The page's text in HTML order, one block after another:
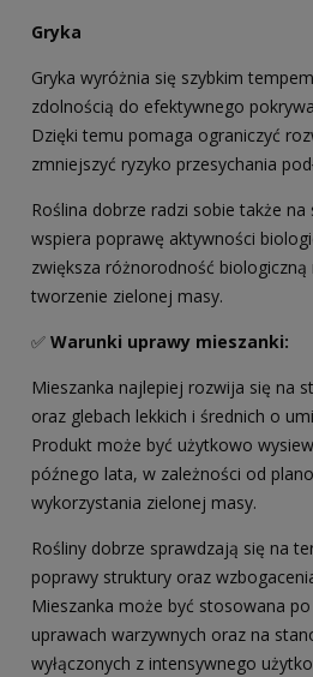
Gryka
Gryka wyróżnia się szybkim
zdolnością do efektywnego
Dzięki temu pomaga ograniczyć
zmniejszyć ryzyko przesychania
Roślina dobrze radzi sobie także na
wspiera poprawę aktywności
zwiększa różnorodność
tworzenie zielonej masy.
✅ Warunki uprawy mieszanki:
Mieszanka najlepiej rozwija się na
oraz glebach lekkich i średnich o
Produkt może być użytkowo
późnego lata, w zależności od
wykorzystania zielonej masy.
Rośliny dobrze sprawdzają się na
poprawy struktury oraz
Mieszanka może być stosowana
uprawach warzywnych oraz na
wyłączonych z intensywnego